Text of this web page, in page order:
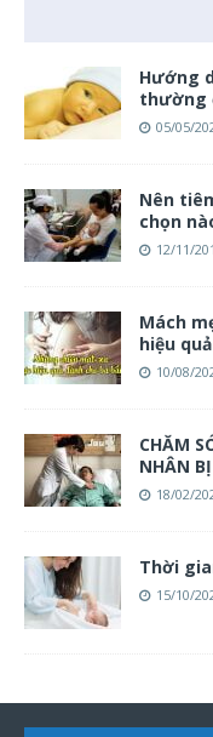
Hướng
thường
05/05/
Nên
chọn
12/11/
Mách
hiệu
10/08/
CHĂM
NHÂN
18/02/
Thời
15/10/